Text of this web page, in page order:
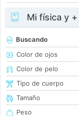
Mi física y +
Buscando
Color de ojos
Color de pelo
Tipo de cuerpo
Tamaño
Peso